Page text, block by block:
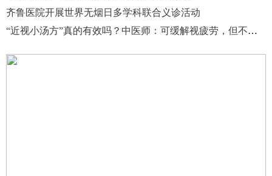
齐鲁医院开展世界无烟日多学科联合义诊活动
“近视小汤方”真的有效吗？中医师：可缓解视疲劳，但不能逆转真性近视